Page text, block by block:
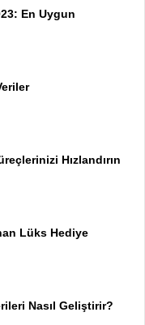
En Uygun
Hızlandırın
Lüks Hediye
Nasıl Geliştirir?